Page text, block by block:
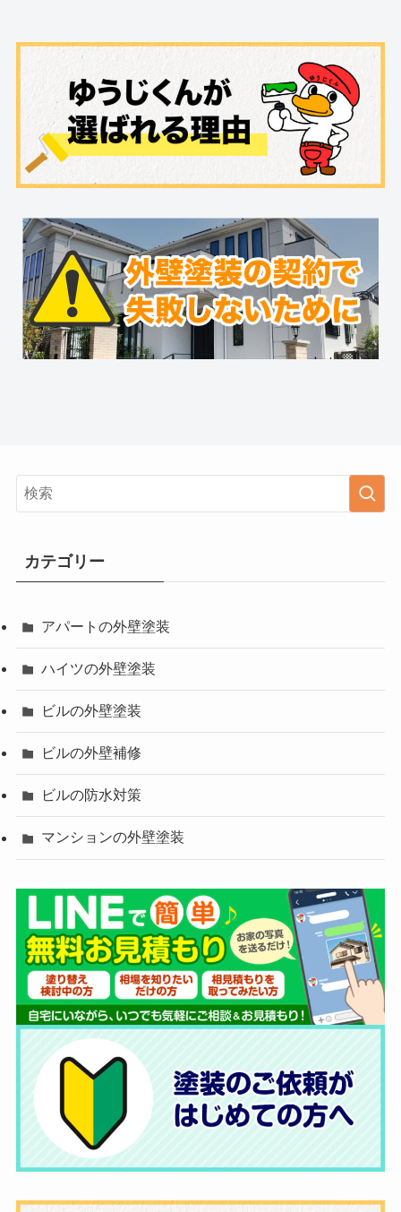
カテゴリー
アパートの外壁塗装
ハイツの外壁塗装
ビルの外壁塗装
ビルの外壁補修
ビルの防水対策
マンションの外壁塗装